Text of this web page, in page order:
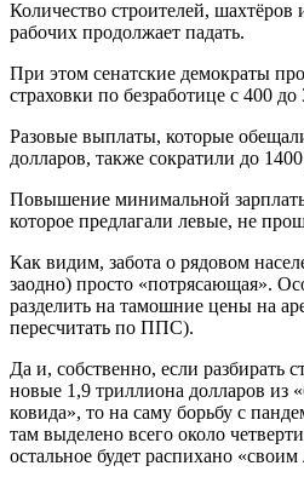
Количество строителей, шахтёров
рабочих продолжает падать.
При этом сенатские демократы
страховки по безработице с 400
Разовые выплаты, которые
долларов, также сократили до
Повышение минимальной
которое предлагали левые, не
Как видим, забота о рядовом
заодно) просто «потрясающая».
разделить на тамошние цены на
пересчитать по ППС).
Да и, собственно, если разбирать
новые 1,9 триллиона долларов из
ковида», то на саму борьбу с
там выделено всего около
остальное будет распихано